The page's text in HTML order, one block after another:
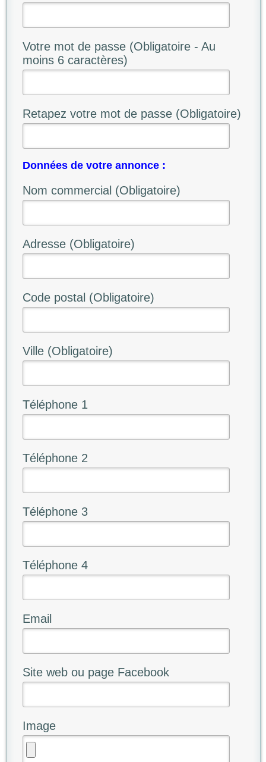
Votre mot de passe (Obligatoire - Au
moins 6 caractères)
Retapez votre mot de passe (Obligatoire)
Données de votre annonce :
Nom commercial (Obligatoire)
Adresse (Obligatoire)
Code postal (Obligatoire)
Ville (Obligatoire)
Téléphone 1
Téléphone 2
Téléphone 3
Téléphone 4
Email
Site web ou page Facebook
Image